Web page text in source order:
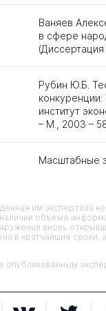
Ваняев
в сфере
Рубин Ю.Б.
институт
– М., 2003 –
Масштабные
им экспертиза
объеме
вновь
в кратчайшие